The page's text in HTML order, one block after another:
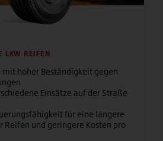
LKW REIFEN
mit hoher Beständigkeit gegen
Einsätze auf der Straße
für eine längere
Reifen und geringere Kosten pro